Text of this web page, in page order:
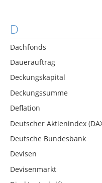
D
Dachfonds
Dauerauftrag
Deckungskapital
Deckungssumme
Deflation
Deutscher Aktienindex
Deutsche Bundesbank
Devisen
Devisenmarkt